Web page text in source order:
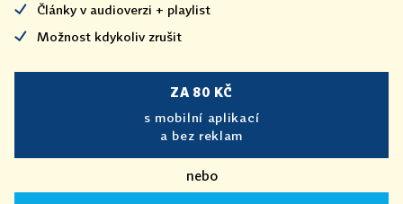
Články v audioverzi + playlist
Možnost kdykoliv zrušit
ZA 80 KČ
s mobilní aplikací
a bez reklam
nebo